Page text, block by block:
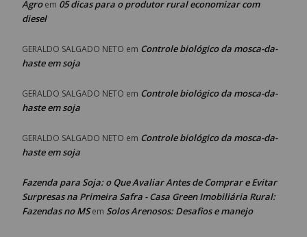
Agroem 05 dicas para o produtor rural economizar com
diesel
GERALDO SALGADO NETO em Controle biológico da mosca-da-
haste em soja
GERALDO SALGADO NETO em Controle biológico da mosca-da-
haste em soja
GERALDO SALGADO NETO em Controle biológico da mosca-da-
haste em soja
Fazenda para Soja: o Que Avaliar Antes de Comprar e Evitar
Surpresas na Primeira Safra - Casa Green Imobiliária Rural:
Fazendas no MSem Solos Arenosos: Desafios e manejo